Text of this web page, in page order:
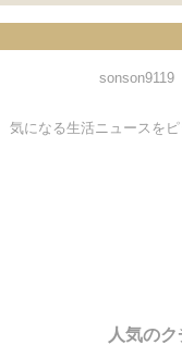
sonson9119
気になる生活ニュースをピ
人気の